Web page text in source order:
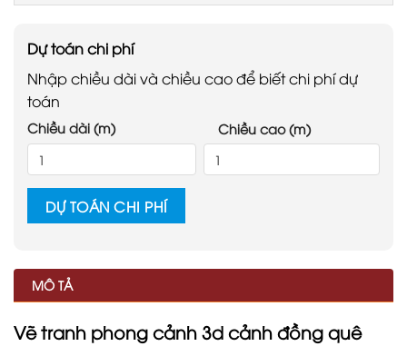
Dự toán chi phí
Nhập chiều dài và chiều cao để biết chi phí dự
toán
Chiều dài (m) Chiều cao (m)
DỰ TOÁN CHI PHÍ
MÔ TẢ
Vẽ tranh phong cảnh 3d cảnh đồng quê